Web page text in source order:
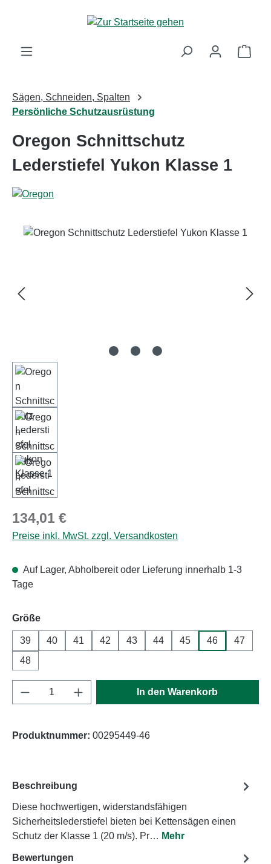
Zum Hauptinhalt springen
Sägen, Schneiden, Spalten
Persönliche Schutzausrüstung
Oregon Schnittschutz
Lederstiefel Yukon Klasse 1
Bildergalerie überspringen
Regulärer Preis:
134,01 €
Preise inkl. MwSt. zzgl. Versandkosten
Auf Lager, Abholbereit oder Lieferung innerhalb 1-3
Tage
Größeauswählen
39 40 41 42 43 44 45 46
47
48
Produkt Anzahl: Gib den gewünschten
In den Warenkorb
Produktnummer: 00295449-46
Beschreibung
Diese hochwertigen, widerstandsfähigen
Sicherheitslederstiefel bieten bei Kettensägen einen
Schutz der Klasse 1 (20 m/s). Pr… Mehr
Bewertungen